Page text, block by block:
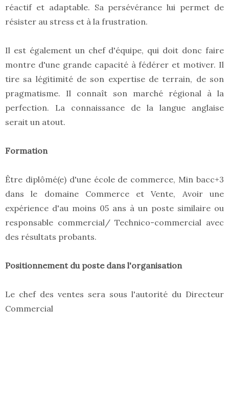
réactif et adaptable. Sa persévérance lui permet de
résister au stress et à la frustration.
Il est également un chef d'équipe, qui doit donc faire
montre d'une grande capacité à fédérer et motiver. Il
tire sa légitimité de son expertise de terrain, de son
pragmatisme. Il connaît son marché régional à la
perfection. La connaissance de la langue anglaise
serait un atout.
Formation
Être diplômé(e) d'une école de commerce, Min bacc+3
dans le domaine Commerce et Vente, Avoir une
expérience d'au moins 05 ans à un poste similaire ou
responsable commercial/ Technico-commercial avec
des résultats probants.
Positionnement du poste dans l'organisation
Le chef des ventes sera sous l'autorité du Directeur
Commercial